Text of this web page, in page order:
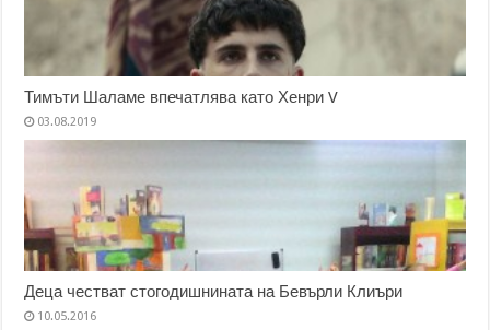
Тимъти Шаламе впечатлява като Хенри V
03.08.2019
Деца честват стогодишнината на Бевърли Клиъри
10.05.2016